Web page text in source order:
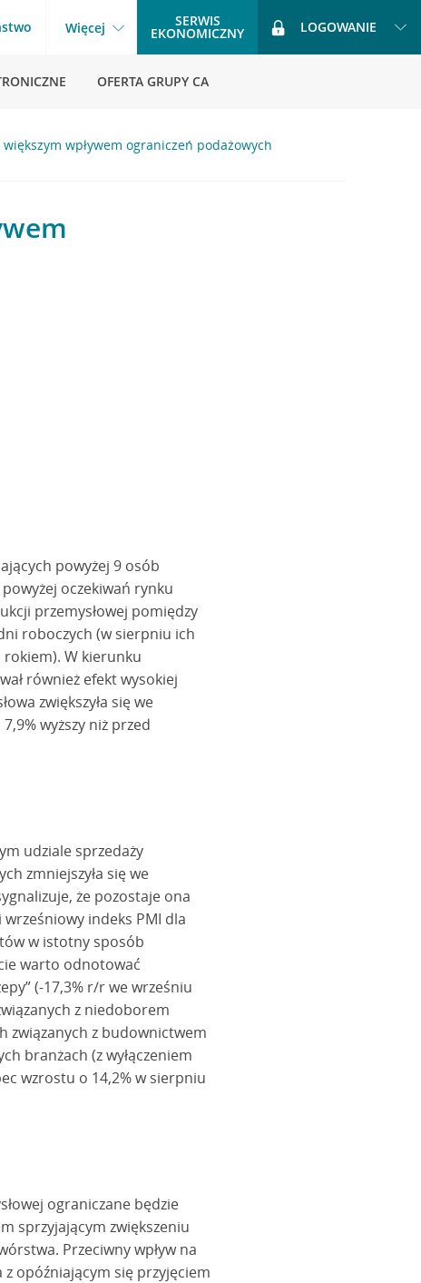
Więcej SERWIS
EKONOMICZNY LOGOWANIE
OFERTA GRUPY CA
wpływem ograniczeń podażowych
powyżej 9 osób
oczekiwań rynku
przemysłowej pomiędzy
roboczych (w sierpniu ich
rokiem). W kierunku
również efekt wysokiej
zwiększyła się we
wyższy niż przed
udziale sprzedaży
zmniejszyła się we
że pozostaje ona
indeks PMI dla
w istotny sposób
warto odnotować
(-17,3% r/r we wrześniu
z niedoborem
związanych z budownictwem
branżach (z wyłączeniem
wzrostu o 14,2% w sierpniu
ograniczane będzie
sprzyjającym zwiększeniu
Przeciwny wpływ na
opóźniającym się przyjęciem